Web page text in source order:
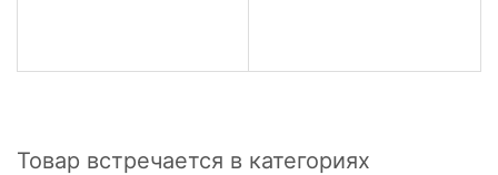
Товар встречается в категориях